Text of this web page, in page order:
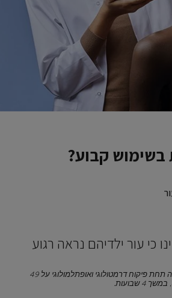
בשימוש קבוע?
כי עור ילדיהם נראה רגוע
* בדיקת שימוש שנערכה תחת פיקוח דרמטולוגי ואופתלמולוגי על 49